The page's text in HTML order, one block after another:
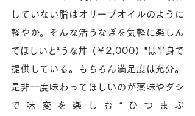
していない脂はオリーブオイルのように
軽やか。そんな活うなぎを気軽に楽しん
でほしいと“うな丼（￥2,000）”は半身で
提供している。もちろん満足度は充分。
是非一度味わってほしいのが薬味やダシ
で味変を楽しむ“ひつまぶ